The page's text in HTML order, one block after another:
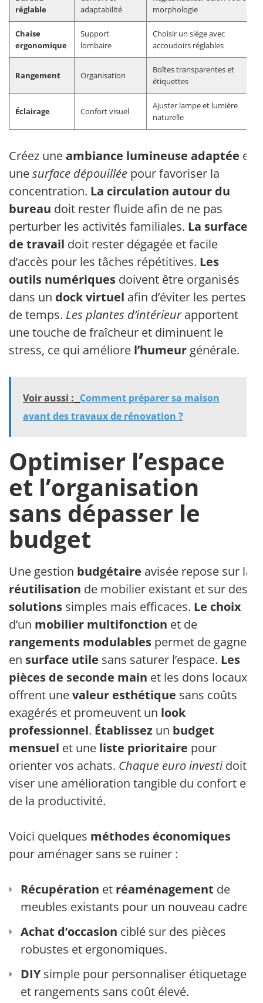
réglable
adaptabilité
morphologie
Chaise
ergonomique
Support
lombaire
Choisir un siège avec
accoudoirs réglables
Rangement Organisation
Boîtes transparentes et
étiquettes
Éclairage Confort visuel
Ajuster lampe et lumière
naturelle
Créez uneambiance lumineuse adaptée et
unesurface dépouillée pour favoriser la
concentration. La circulation autour du
bureau doit rester fluide afin de ne pas
perturber les activités familiales. La surface
de travail doit rester dégagée et facile
d’accès pour les tâches répétitives. Les
outils numériques doivent être organisés
dans un dock virtuel afin d’éviter les pertes
de temps. Les plantes d’intérieurapportent
une touche de fraîcheur et diminuent le
stress, ce qui améliore l’humeur générale.
Voir aussi : Comment préparer sa maison
avant des travaux de rénovation ?
Optimiser l’espace
et l’organisation
sans dépasser le
budget
Une gestion budgétaire avisée repose sur la
réutilisation de mobilier existant et sur des
solutions simples mais efficaces. Le choix
d’un mobilier multifonction et de
rangements modulables permet de gagner
en surface utile sans saturer l’espace. Les
pièces de seconde main et les dons locaux
offrent unevaleur esthétique sans coûts
exagérés et promeuvent un look
professionnel. Établissez un budget
mensuel et une liste prioritaire pour
orienter vos achats. Chaque euro investidoit
viser une amélioration tangible du confort et
de la productivité.
Voici quelques méthodes économiques
pour aménager sans se ruiner :
Récupération et réaménagement de
meubles existants pour un nouveau cadre.
Achat d’occasion ciblé sur des pièces
robustes et ergonomiques.
DIYsimple pour personnaliser étiquetage
et rangements sans coût élevé.